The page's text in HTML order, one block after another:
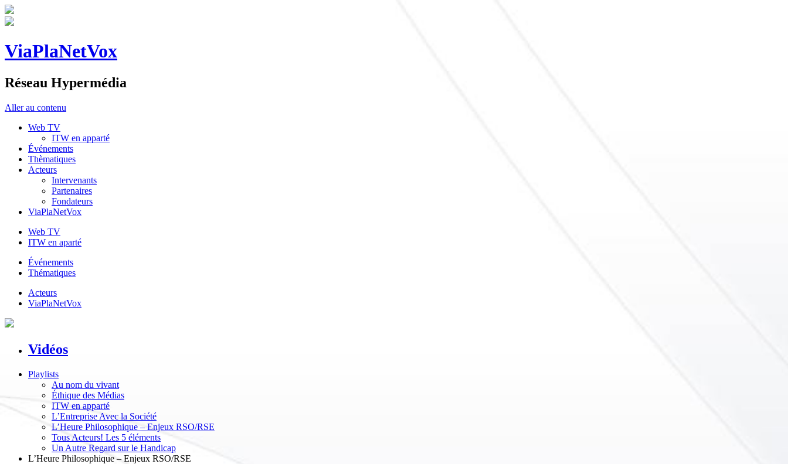
ViaPlaNetVox
Réseau Hypermédia
Aller au contenu
Web TV
ITW en apparté
Événements
Thèmatiques
Acteurs
Intervenants
Partenaires
Fondateurs
ViaPlaNetVox
Web TV
ITW en aparté
Événements
Thématiques
Acteurs
ViaPlaNetVox
Vidéos
Playlists
Au nom du vivant
Éthique des Médias
ITW en apparté
L’Entreprise Avec la Société
L’Heure Philosophique – Enjeux RSO/RSE
Tous Acteurs! Les 5 éléments
Un Autre Regard sur le Handicap
L’Heure Philosophique – Enjeux RSO/RSE